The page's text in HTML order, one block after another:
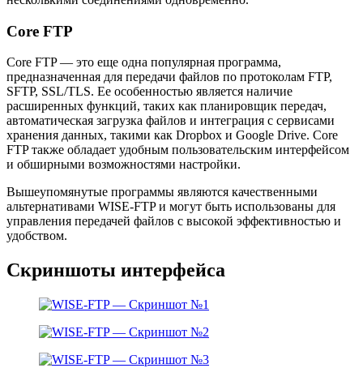
Core FTP
Core FTP — это еще одна популярная программа,
предназначенная для передачи файлов по протоколам FTP,
SFTP, SSL/TLS. Ее особенностью является наличие
расширенных функций, таких как планировщик передач,
автоматическая загрузка файлов и интеграция с сервисами
хранения данных, такими как Dropbox и Google Drive. Core
FTP также обладает удобным пользовательским интерфейсом
и обширными возможностями настройки.
Вышеупомянутые программы являются качественными
альтернативами WISE-FTP и могут быть использованы для
управления передачей файлов с высокой эффективностью и
удобством.
Скриншоты интерфейса